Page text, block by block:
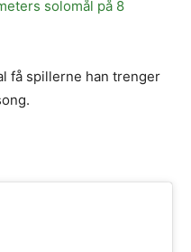
solomål på 8
få spillerne han trenger